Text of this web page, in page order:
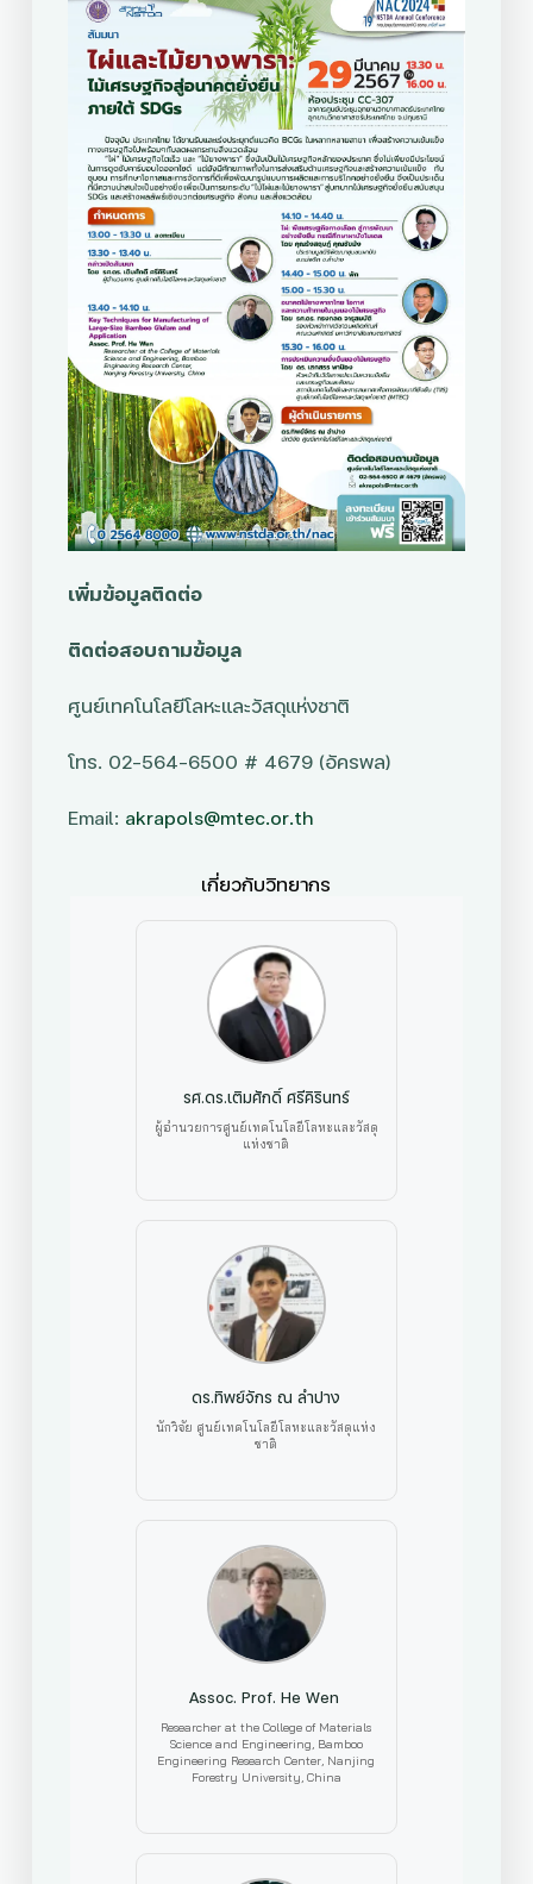
เพิ่มข้อมูลติดต่อ
ติดต่อสอบถามข้อมูล
ศูนย์เทคโนโลยีโลหะและวัสดุแห่งชาติ
โทร. 02-564-6500 # 4679 (อัครพล)
Email: akrapols@mtec.or.th
เกี่ยวกับวิทยากร
รศ.ดร.เติมศักดิ์ ศรีคิรินทร์
ผู้อำนวยการศูนย์เทคโนโลยีโลหะและวัสดุ
แห่งชาติ
ดร.ทิพย์จักร ณ ลำปาง
นักวิจัย ศูนย์เทคโนโลยีโลหะและวัสดุแห่ง
ชาติ
Assoc. Prof. He Wen
Researcher at the College of Materials
Science and Engineering, Bamboo
Engineering Research Center, Nanjing
Forestry University, China